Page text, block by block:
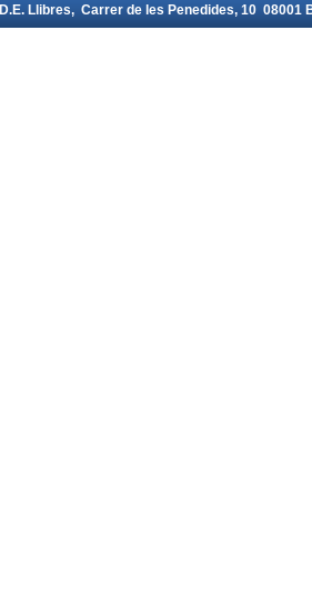
Llibres, Carrer de les Penedides, 10 08001